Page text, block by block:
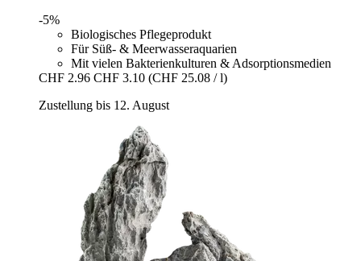
-5%
Biologisches Pflegeprodukt
Für Süß- & Meerwasseraquarien
Mit vielen Bakterienkulturen & Adsorptionsmedien
CHF 2.96 CHF 3.10 (CHF 25.08 / l)
Zustellung bis 12. August